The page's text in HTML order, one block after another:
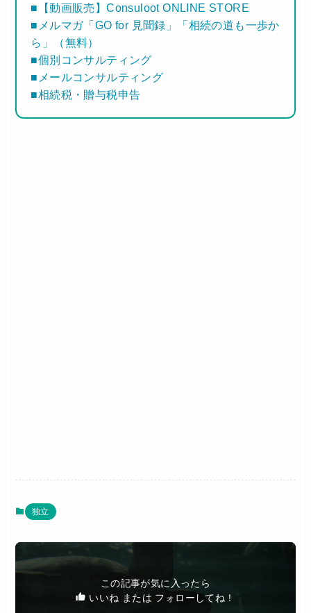
■【動画販売】Consuloot ONLINE STORE
■メルマガ「GO for 見聞録」「相続の道も一歩か
ら」（無料）
■個別コンサルティング
■メールコンサルティング
■相続税・贈与税申告
独立
この記事が気に入ったら
いいね または フォローしてね！